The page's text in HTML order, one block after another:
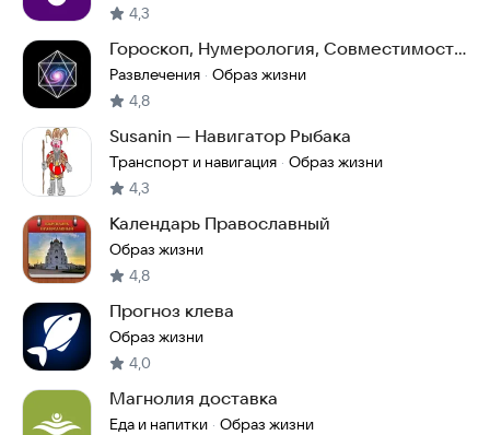
4,3
Гороскоп, Нумерология, Совместимость:
ИИ AxioNika
Развлечения · Образ жизни
4,8
Susanin — Навигатор Рыбака
Транспорт и навигация · Образ жизни
4,3
Календарь Православный
Образ жизни
4,8
Прогноз клева
Образ жизни
4,0
Магнолия доставка
Еда и напитки · Образ жизни